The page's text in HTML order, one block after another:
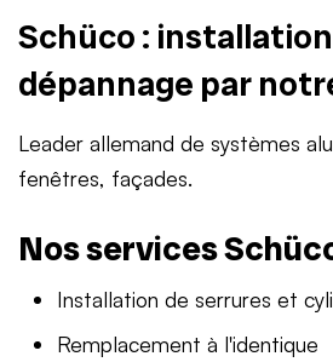
Schüco :
dépannage par
Leader allemand de systèmes
fenêtres, façades.
Nos services
Installation de serrures et
Remplacement à l'identique